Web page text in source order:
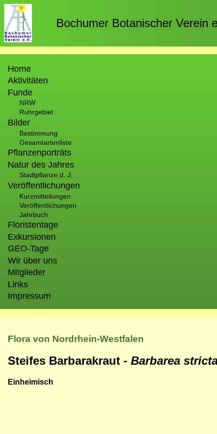
Direkt
zum
Inhalt
Bochumer Botanischer Verein
Home
Aktivitäten
Funde
NRW
Ruhrgebiet
Bilder
Bestimmung
Gesamtartenliste
Pflanzenporträts
Natur des Jahres
Stadtpflanze d. J.
Veröffentlichungen
Kurzmitteilungen
Veröffentlichungen
Jahrbuch
Floristentage
Exkursionen
GEO-Tage
Wir über uns
Mitglieder
Links
Impressum
Flora von Nordrhein-Westfalen
Steifes Barbarakraut - Barbarea
Einheimisch